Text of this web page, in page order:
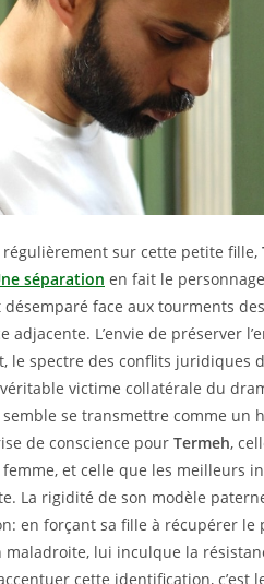
régulièrement sur cette petite fille,
séparation en fait le
face aux tourments
adjacente. L’envie de préserver
le spectre des conflits juridiques
véritable victime collatérale du
se transmettre comme un
de conscience pour Termeh,
et celle que les meilleurs
La rigidité de son modèle
en forçant sa fille à récupérer le
maladroite, lui inculque la
cette identification, c’est